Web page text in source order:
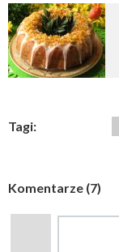
Tagi:
Komentarze (7)